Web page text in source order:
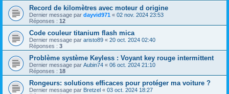
Record de kilomètres avec moteur d origine
Dernier message par dayvid971 « 02 nov. 2024 23:53
Réponses : 12
Code couleur titanium flash mica
Dernier message par aristo89 « 20 oct. 2024 02:40
Réponses : 3
Problème système Keyless : Voyant key rouge intermittent
Dernier message par Aubin74 « 06 oct. 2024 21:10
Réponses : 18
Rongeurs: solutions efficaces pour protéger ma voiture ?
Dernier message par Bretzel « 03 oct. 2024 18:27